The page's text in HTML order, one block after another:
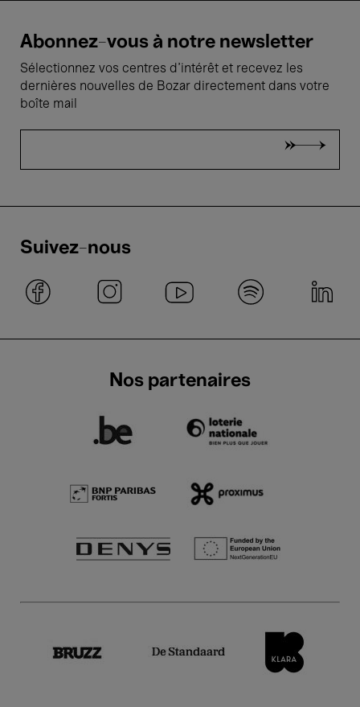
Abonnez-vous à notre newsletter
Sélectionnez vos centres d'intérêt et recevez les
dernières nouvelles de Bozar directement dans votre
boîte mail
Suivez-nous
Nos partenaires